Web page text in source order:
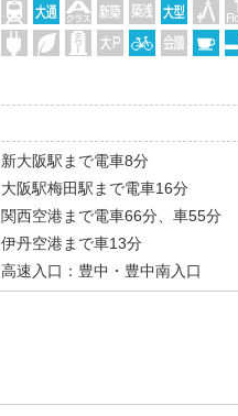
新大阪駅まで電車8分
大阪駅梅田駅まで電車16分
関西空港まで電車66分、車55分
伊丹空港まで車13分
高速入口：豊中・豊中南入口